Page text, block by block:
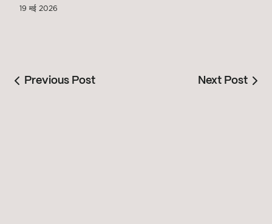
19 मई 2026
Previous Post Next Post